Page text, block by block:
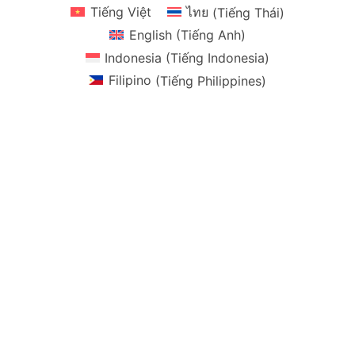
Tiếng Việt ไทย (Tiếng Thái)
English(Tiếng Anh)
Indonesia (Tiếng Indonesia)
Filipino (Tiếng Philippines)